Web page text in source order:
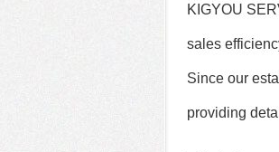
KIGYOU
sales
Since our
providing